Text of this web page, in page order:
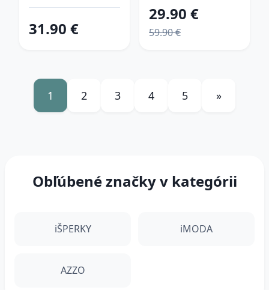
31.90 €
29.90 €
59.90 €
1 2 3 4 5 »
Obľúbené značky v kategórii
iŠPERKY iMODA
AZZO